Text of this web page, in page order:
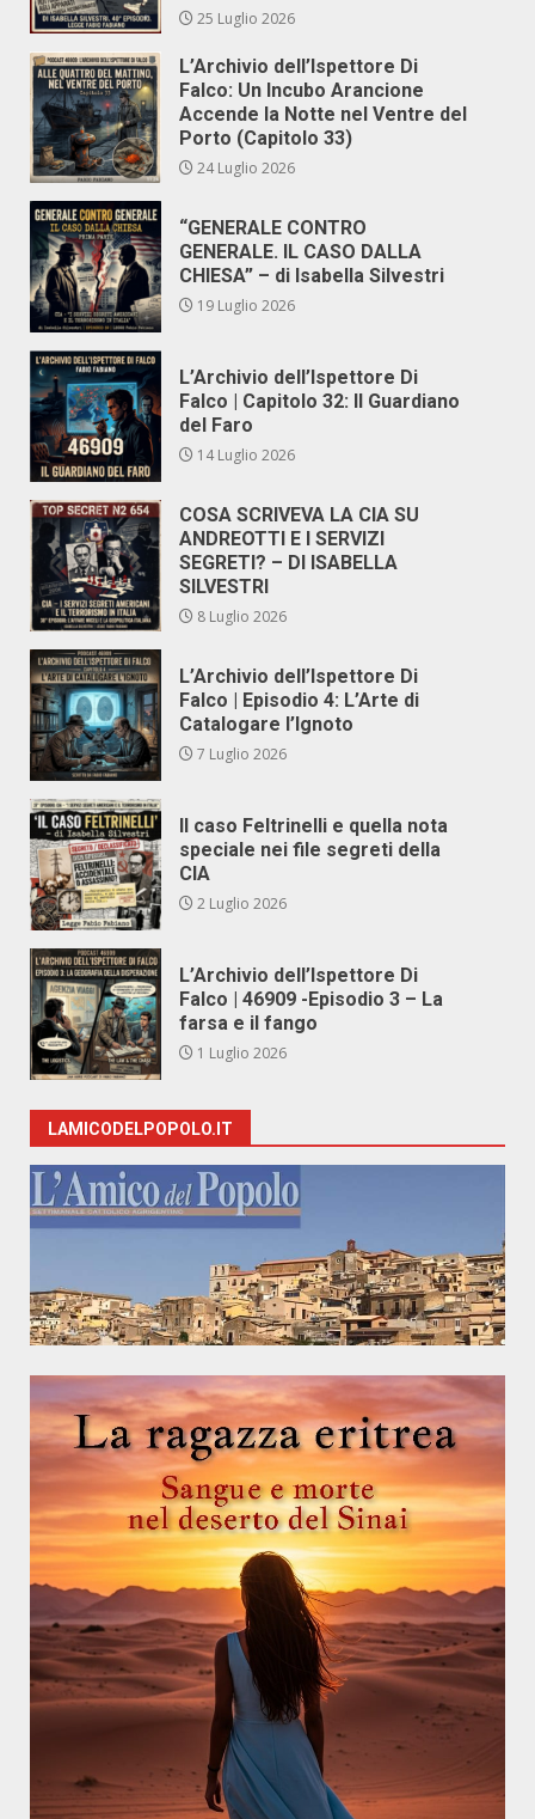
25 Luglio 2026
L’Archivio dell’Ispettore Di
Falco: Un Incubo Arancione
Accende la Notte nel Ventre del
Porto (Capitolo 33)
24 Luglio 2026
“GENERALE CONTRO
GENERALE. IL CASO DALLA
CHIESA” – di Isabella Silvestri
19 Luglio 2026
L’Archivio dell’Ispettore Di
Falco | Capitolo 32: Il Guardiano
del Faro
14 Luglio 2026
COSA SCRIVEVA LA CIA SU
ANDREOTTI E I SERVIZI
SEGRETI? – DI ISABELLA
SILVESTRI
8 Luglio 2026
L’Archivio dell’Ispettore Di
Falco | Episodio 4: L’Arte di
Catalogare l’Ignoto
7 Luglio 2026
Il caso Feltrinelli e quella nota
speciale nei file segreti della
CIA
2 Luglio 2026
L’Archivio dell’Ispettore Di
Falco | 46909 -Episodio 3 – La
farsa e il fango
1 Luglio 2026
LAMICODELPOPOLO.IT